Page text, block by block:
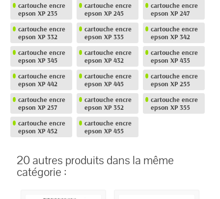
cartouche encre
epson XP 235
cartouche encre
epson XP 245
cartouche encre
epson XP 247
cartouche encre
epson XP 332
cartouche encre
epson XP 335
cartouche encre
epson XP 342
cartouche encre
epson XP 345
cartouche encre
epson XP 432
cartouche encre
epson XP 435
cartouche encre
epson XP 442
cartouche encre
epson XP 445
cartouche encre
epson XP 255
cartouche encre
epson XP 257
cartouche encre
epson XP 352
cartouche encre
epson XP 355
cartouche encre
epson XP 452
cartouche encre
epson XP 455
20 autres produits dans la même
catégorie :